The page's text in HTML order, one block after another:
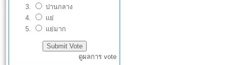
ปานกลาง
แย่
แย่มาก
ดูผลการ vote